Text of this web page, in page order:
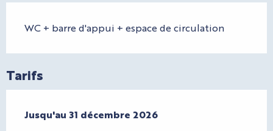
WC + barre d'appui + espace de circulation
Tarifs
Du13 janvier 2026au31 décembre 2026
Jusqu'au 31 décembre 2026